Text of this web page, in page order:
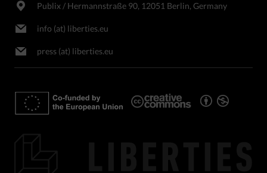
Publix​ / Hermannstraße 90, 12051 Berlin, Germany
info (at) liberties.eu
press (at) liberties.eu